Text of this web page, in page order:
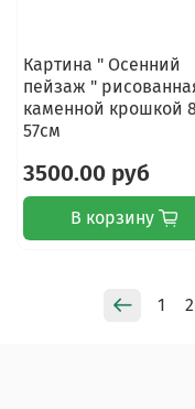
Картина " Осенний
пейзаж "
каменной крошкой
57см
3500.00 руб
В корзину
1 2